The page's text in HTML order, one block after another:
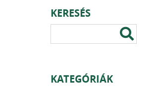
KERESÉS
KATEGÓRIÁK